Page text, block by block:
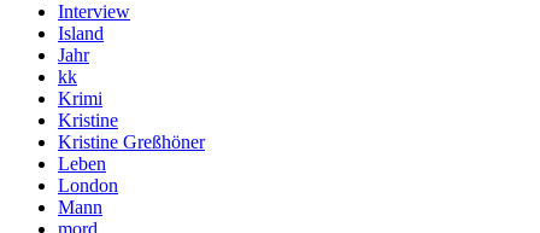
Interview
Island
Jahr
kk
Krimi
Kristine
Kristine Greßhöner
Leben
London
Mann
mord